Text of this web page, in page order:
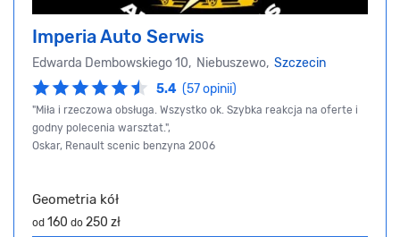
Imperia Auto Serwis
Edwarda Dembowskiego 10, Niebuszewo, Szczecin
5.4 (57 opinii)
"Miła i rzeczowa obsługa. Wszystko ok. Szybka reakcja na oferte i
godny polecenia warsztat.",
Oskar, Renault scenic benzyna 2006
Geometria kół
od 160 do 250 zł